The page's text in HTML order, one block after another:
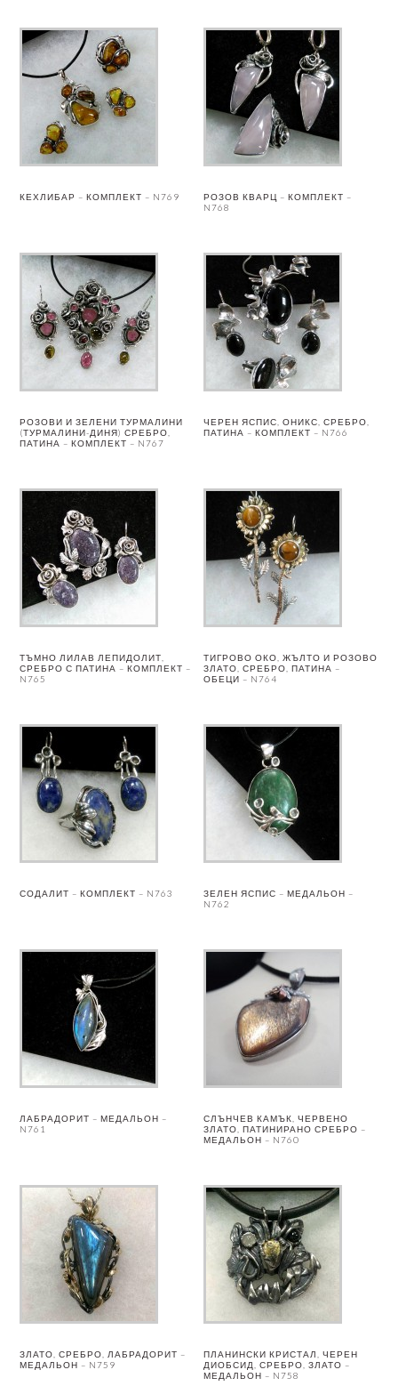
КЕХЛИБАР – КОМПЛЕКТ – N769
РОЗОВ КВАРЦ – КОМПЛЕКТ –
N768
РОЗОВИ И ЗЕЛЕНИ ТУРМАЛИНИ
(ТУРМАЛИНИ-ДИНЯ) СРЕБРО,
ПАТИНА – КОМПЛЕКТ – N767
ЧЕРЕН ЯСПИС, ОНИКС, СРЕБРО,
ПАТИНА – КОМПЛЕКТ – N766
ТЪМНО ЛИЛАВ ЛЕПИДОЛИТ,
СРЕБРО С ПАТИНА – КОМПЛЕКТ –
N765
ТИГРОВО ОКО, ЖЪЛТО И РОЗОВО
ЗЛАТО, СРЕБРО, ПАТИНА –
ОБЕЦИ – N764
СОДАЛИТ – КОМПЛЕКТ – N763
ЗЕЛЕН ЯСПИС – МЕДАЛЬОН –
N762
ЛАБРАДОРИТ – МЕДАЛЬОН –
N761
СЛЪНЧЕВ КАМЪК, ЧЕРВЕНО
ЗЛАТО, ПАТИНИРАНО СРЕБРО –
МЕДАЛЬОН – N760
ЗЛАТО, СРЕБРО, ЛАБРАДОРИТ –
МЕДАЛЬОН – N759
ПЛАНИНСКИ КРИСТАЛ, ЧЕРЕН
ДИОБСИД, СРЕБРО, ЗЛАТО –
МЕДАЛЬОН – N758